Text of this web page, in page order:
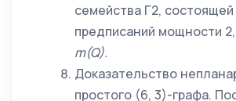
семейства Г2, состоящей
предписаний мощности 2,
m(Q).
Доказательство
простого (6, 3)-графа.